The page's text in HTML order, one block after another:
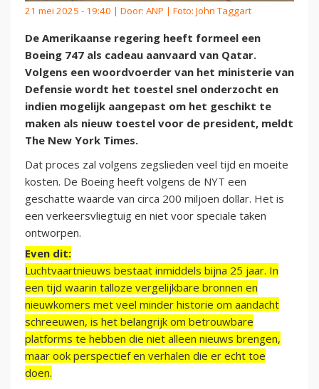
21 mei 2025 - 19:40 | Door: ANP | Foto: John Taggart
De Amerikaanse regering heeft formeel een
Boeing 747 als cadeau aanvaard van Qatar.
Volgens een woordvoerder van het ministerie van
Defensie wordt het toestel snel onderzocht en
indien mogelijk aangepast om het geschikt te
maken als nieuw toestel voor de president, meldt
The New York Times.
Dat proces zal volgens zegslieden veel tijd en moeite
kosten. De Boeing heeft volgens de NYT een
geschatte waarde van circa 200 miljoen dollar. Het is
een verkeersvliegtuig en niet voor speciale taken
ontworpen.
Even dit:
Luchtvaartnieuws bestaat inmiddels bijna 25 jaar. In
een tijd waarin talloze vergelijkbare bronnen en
nieuwkomers met veel minder historie om aandacht
schreeuwen, is het belangrijk om betrouwbare
platforms te hebben die niet alleen nieuws brengen,
maar ook perspectief en verhalen die er echt toe
doen.